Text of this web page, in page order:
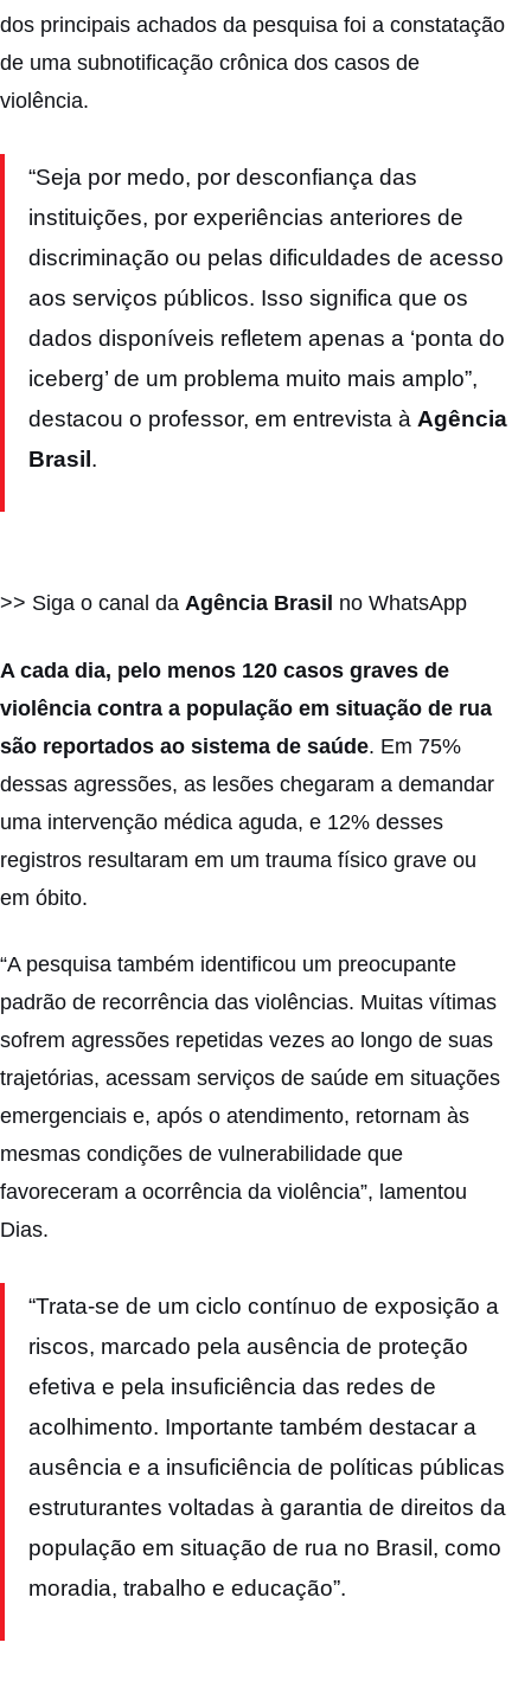
dos principais achados da pesquisa foi a constatação
de uma subnotificação crônica dos casos de
violência.
“Seja por medo, por desconfiança das
instituições, por experiências anteriores de
discriminação ou pelas dificuldades de acesso
aos serviços públicos. Isso significa que os
dados disponíveis refletem apenas a ‘ponta do
iceberg’ de um problema muito mais amplo”,
destacou o professor, em entrevista à Agência
Brasil.
>> Siga o canal da Agência Brasil no WhatsApp
A cada dia, pelo menos 120 casos graves de
violência contra a população em situação de rua
são reportados ao sistema de saúde. Em 75%
dessas agressões, as lesões chegaram a demandar
uma intervenção médica aguda, e 12% desses
registros resultaram em um trauma físico grave ou
em óbito.
“A pesquisa também identificou um preocupante
padrão de recorrência das violências. Muitas vítimas
sofrem agressões repetidas vezes ao longo de suas
trajetórias, acessam serviços de saúde em situações
emergenciais e, após o atendimento, retornam às
mesmas condições de vulnerabilidade que
favoreceram a ocorrência da violência”, lamentou
Dias.
“Trata-se de um ciclo contínuo de exposição a
riscos, marcado pela ausência de proteção
efetiva e pela insuficiência das redes de
acolhimento. Importante também destacar a
ausência e a insuficiência de políticas públicas
estruturantes voltadas à garantia de direitos da
população em situação de rua no Brasil, como
moradia, trabalho e educação”.